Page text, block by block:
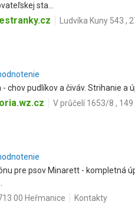
sta...
Ludvíka Kuny 543 ,
chov pudlíkov a čiváv. Strihanie a
V průčelí 1653/8 , 149
pre psov Minarett - kompletná
00 Heřmanice
Kontakty